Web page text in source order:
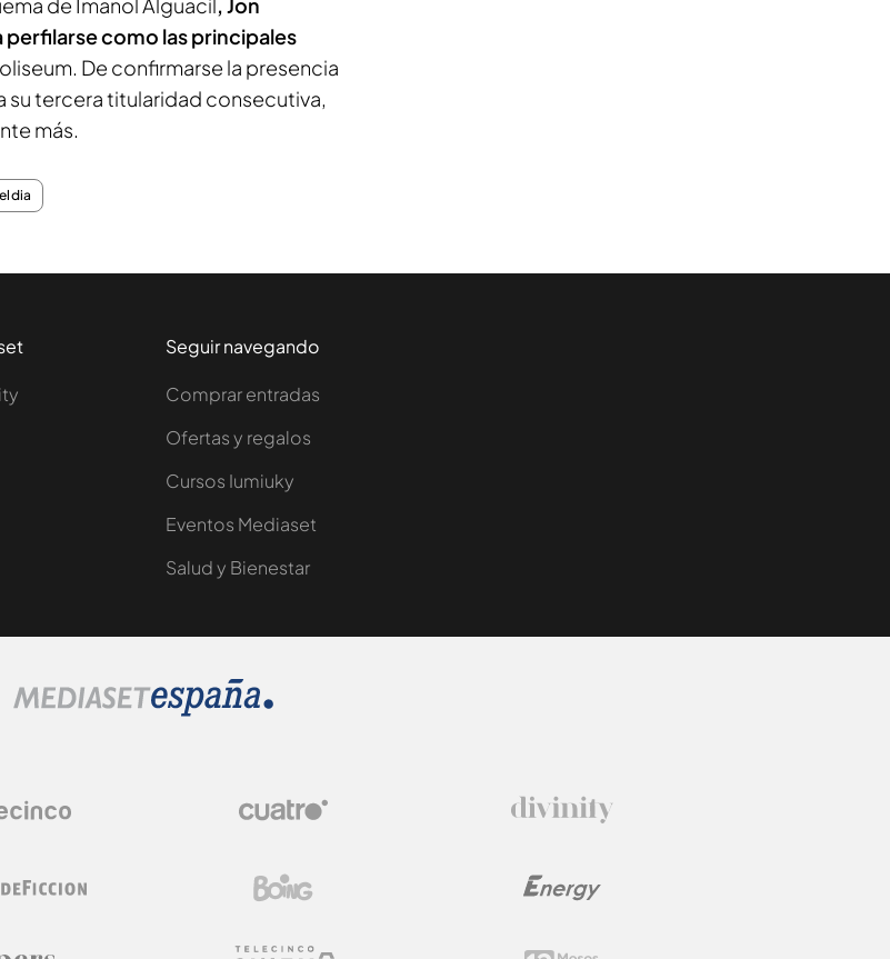
perfilarse como las principales
De confirmarse la presencia
su tercera titularidad consecutiva,
más.
Seguir navegando
Comprar entradas
Ofertas y regalos
Cursos Iumiuky
Eventos Mediaset
Salud y Bienestar